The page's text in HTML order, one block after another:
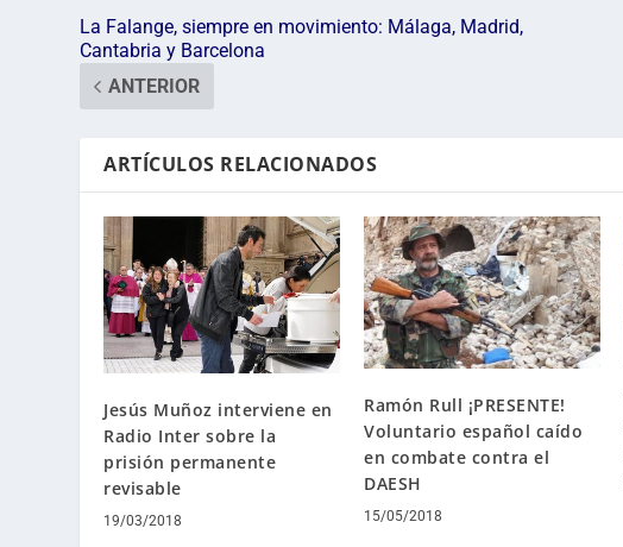
La Falange, siempre en movimiento: Málaga, Madrid,
Cantabria y Barcelona
ANTERIOR
ARTÍCULOS RELACIONADOS
Jesús Muñoz interviene en
Radio Inter sobre la
prisión permanente
revisable
19/03/2018
Ramón Rull ¡PRESENTE!
Voluntario español caído
en combate contra el
DAESH
15/05/2018